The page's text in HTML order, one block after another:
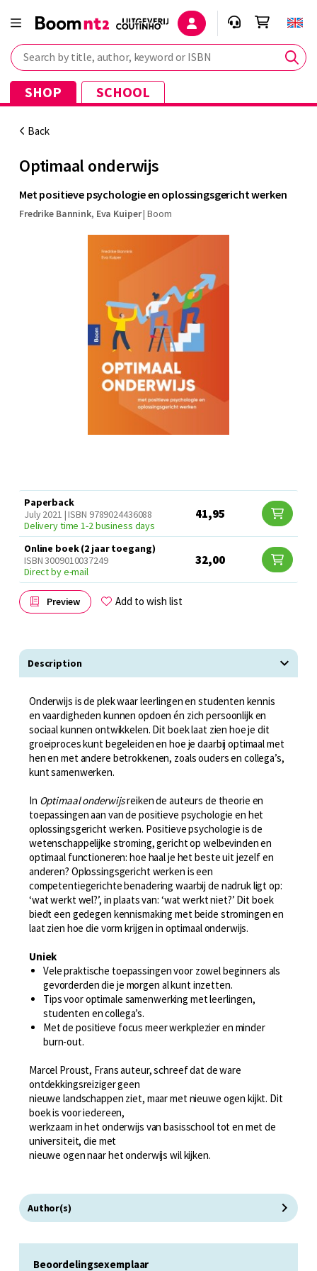
Search by title, author, keyword or ISBN
SHOP SCHOOL
Back
Optimaal onderwijs
Met positieve psychologie en oplossingsgericht werken
Fredrike Bannink, Eva Kuiper|Boom
Paperback
July 2021 | ISBN 9789024436088
Delivery time 1-2 business days
41,95
Online boek (2 jaar toegang)
ISBN 3009010037249
Direct by e-mail
32,00
Preview Add to wish list
Description
Onderwijs is de plek waar leerlingen en studenten kennis
en vaardigheden kunnen opdoen én zich persoonlijk en
sociaal kunnen ontwikkelen. Dit boek laat zien hoe je dit
groeiproces kunt begeleiden en hoe je daarbij optimaal met
hen en met andere betrokkenen, zoals ouders en collega’s,
kunt samenwerken.
In Optimaal onderwijsreiken de auteurs de theorie en
toepassingen aan van de positieve psychologie en het
oplossingsgericht werken. Positieve psychologie is de
wetenschappelijke stroming, gericht op welbevinden en
optimaal functioneren: hoe haal je het beste uit jezelf en
anderen? Oplossingsgericht werken is een
competentiegerichte benadering waarbij de nadruk ligt op:
‘wat werkt wel?’, in plaats van: ‘wat werkt niet?’ Dit boek
biedt een gedegen kennismaking met beide stromingen en
laat zien hoe die vorm krijgen in optimaal onderwijs.
Uniek
Vele praktische toepassingen voor zowel beginners als
gevorderden die je morgen al kunt inzetten.
Tips voor optimale samenwerking met leerlingen,
studenten en collega’s.
Met de positieve focus meer werkplezier en minder
burn-out.
Marcel Proust, Frans auteur, schreef dat de ware
ontdekkingsreiziger geen
nieuwe landschappen ziet, maar met nieuwe ogen kijkt. Dit
boek is voor iedereen,
werkzaam in het onderwijs van basisschool tot en met de
universiteit, die met
nieuwe ogen naar het onderwijs wil kijken.
Author(s)
Beoordelingsexemplaar